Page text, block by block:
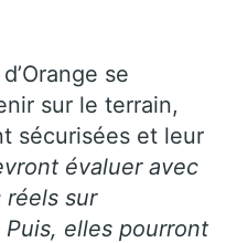
se
sur le terrain,
sécurisées et leur
évaluer avec
réels sur
Puis, elles pourront